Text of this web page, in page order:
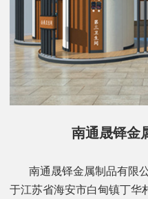
南通晟铎金
南通晟铎金属制品有限
于江苏省海安市白甸镇丁华